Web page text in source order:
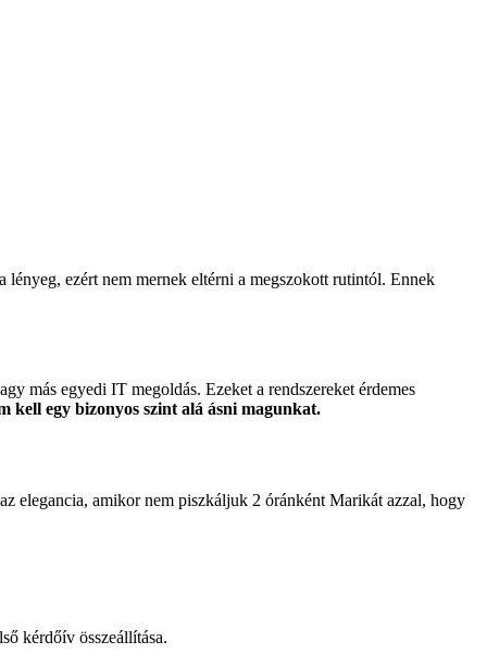
ezért nem mernek eltérni a megszokott rutintól. Ennek
más egyedi IT megoldás. Ezeket a rendszereket érdemes
kell egy bizonyos szint alá ásni magunkat.
elegancia, amikor nem piszkáljuk 2 óránként Marikát azzal, hogy
kérdőív összeállítása.